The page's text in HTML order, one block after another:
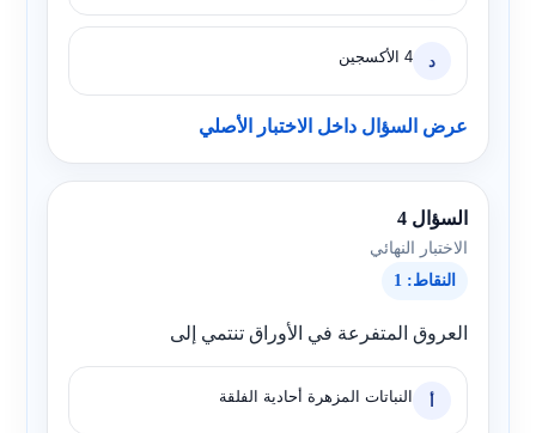
د 4 الأكسجين
عرض السؤال داخل الاختبار الأصلي
السؤال 4
الاختبار النهائي
النقاط: 1
العروق المتفرعة في الأوراق تنتمي إلى
أ النباتات المزهرة أحادية الفلقة